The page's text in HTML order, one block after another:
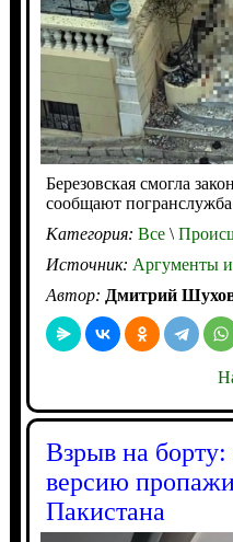
Березовская смогла
сообщают
Категория: Все\
Источник: Аргументы
Автор: Дмитрий
Взрыв на борту:
версию
Пакистана